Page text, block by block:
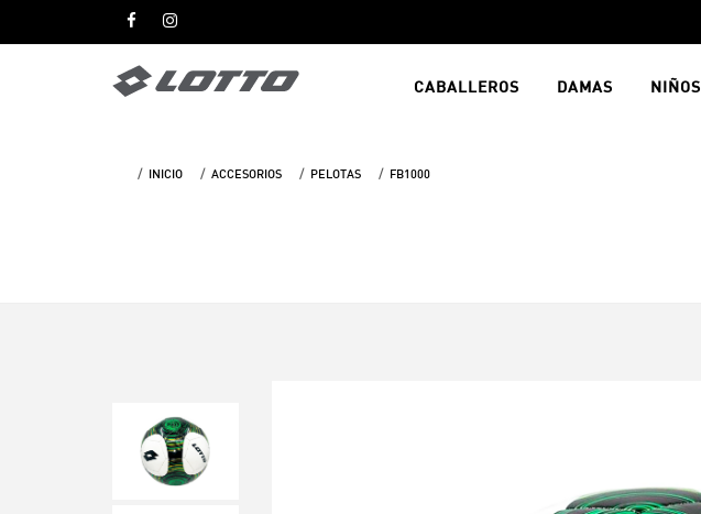
CABALLEROS DAMAS NIÑOS
INICIO ACCESORIOS PELOTAS FB1000